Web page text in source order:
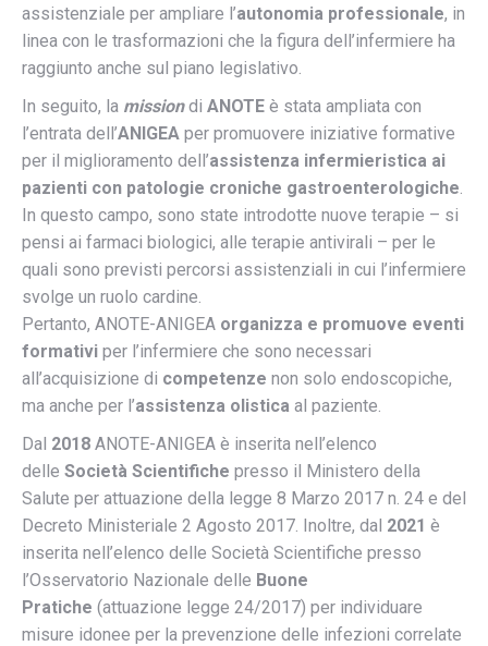
assistenziale per ampliare l’autonomia professionale, in
linea con le trasformazioni che la figura dell’infermiere ha
raggiunto anche sul piano legislativo.
In seguito, la missiondi ANOTE è stata ampliata con
l’entrata dell’ANIGEA per promuovere iniziative formative
per il miglioramento dell’assistenza infermieristica ai
pazienti con patologie croniche gastroenterologiche.
In questo campo, sono state introdotte nuove terapie – si
pensi ai farmaci biologici, alle terapie antivirali – per le
quali sono previsti percorsi assistenziali in cui l’infermiere
svolge un ruolo cardine.
Pertanto, ANOTE-ANIGEA organizza e promuove eventi
formativi per l’infermiere che sono necessari
all’acquisizione di competenze non solo endoscopiche,
ma anche per l’assistenza olistica al paziente.
Dal 2018 ANOTE-ANIGEA è inserita nell’elenco
delle Società Scientifiche presso il Ministero della
Salute per attuazione della legge 8 Marzo 2017 n. 24 e del
Decreto Ministeriale 2 Agosto 2017. Inoltre, dal 2021 è
inserita nell’elenco delle Società Scientifiche presso
l’Osservatorio Nazionale delle Buone
Pratiche (attuazione legge 24/2017) per individuare
misure idonee per la prevenzione delle infezioni correlate